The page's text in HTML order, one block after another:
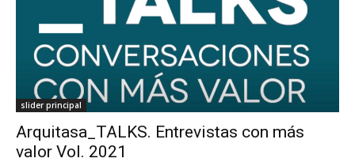
slider principal
Arquitasa_TALKS. Entrevistas con más
valor Vol. 2021